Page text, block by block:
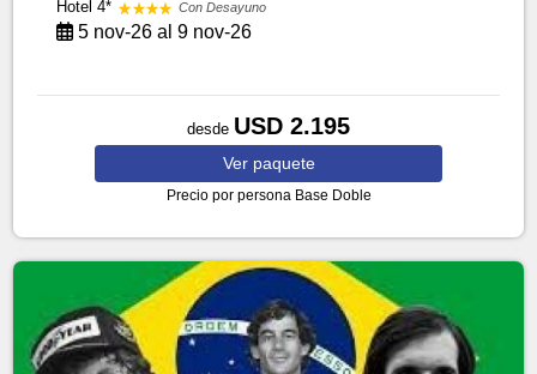
Hotel 4*
Con Desayuno
5 nov-26 al 9 nov-26
desde USD 2.195
Ver paquete
Precio por persona Base Doble